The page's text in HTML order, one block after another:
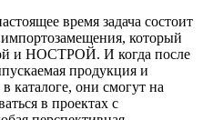
время задача состоит
который
и НОСТРОЙ. И когда после
продукция и
каталоге, они смогут на
в проектах с